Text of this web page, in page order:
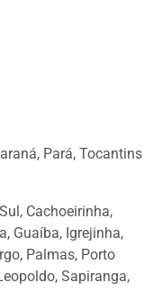
Pará, Tocantins
Cachoeirinha,
Guaíba, Igrejinha,
Palmas, Porto
Sapiranga,